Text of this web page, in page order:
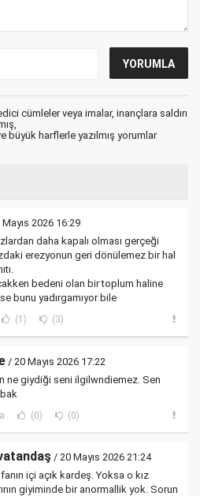
cümleler veya imalar, inançlara saldırı
büyük harflerle yazılmış yorumlar
2026 16:29
daha kapalı olması gerçeği
erezyonun geri dönülemez bir hal
bedeni olan bir toplum haline
bunu yadırgamıyor bile
(1) (3)
/ 20 Mayıs 2026 17:22
ne giydiği seni ilgilwndiemez. Sen
(0) (0)
/ 20 Mayıs 2026 21:24
içi açık kardeş. Yoksa o kız
giyiminde bir anormallik yok. Sorun